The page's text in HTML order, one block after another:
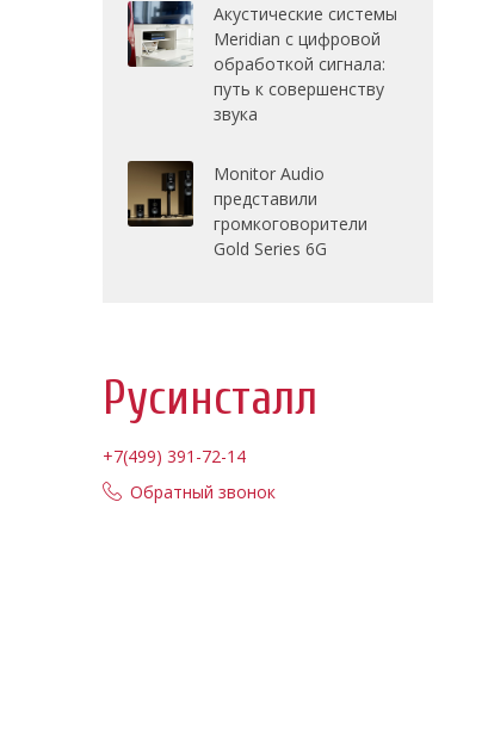
Акустические системы
Meridian с цифровой
обработкой сигнала:
путь к совершенству
звука
Monitor Audio
представили
громкоговорители
Gold Series 6G
Русинсталл
+7(499) 391-72-14
Обратный звонок